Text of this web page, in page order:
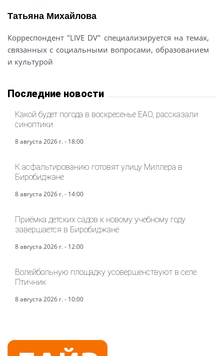
Татьяна Михайлова
Корреспондент "LIVE DV" специализируется на темах,
связанных с социальными вопросами, образованием
и культурой
Последние новости
Какой будет погода в воскресенье ЕАО, рассказали
синоптики
8 августа 2026 г. - 18:00
К асфальтированию готовят улицу Миллера в
Биробиджане
8 августа 2026 г. - 14:00
Приёмка детских садов к новому учебному году
завершается в Биробиджане
8 августа 2026 г. - 12:00
Волейбольную площадку усовершенствуют в селе
Птичник
8 августа 2026 г. - 10:00